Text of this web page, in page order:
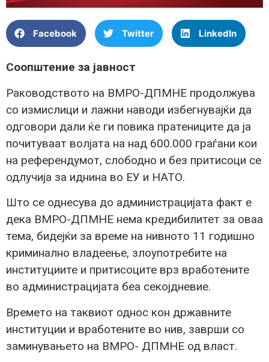
Facebook Twitter LinkedIn
Соопштение за јавност
Раководството на ВМРО-ДПМНЕ продолжува
со измислици и лажни наводи избегнувајќи да
одговори дали ќе ги повика пратениците да ја
почитуваат волјата на над 600.000 граѓани кои
на референдумот, слободно и без притисоци се
одлучија за иднина во ЕУ и НАТО.
Што се однесува до администрацијата факт е
дека ВМРО-ДПМНЕ нема кредибилитет за оваа
тема, бидејќи за време на нивното 11 годишно
криминално владеење, злоупотребите на
институциите и притисоците врз вработените
во администрацијата беа секојдневие.
Времето на таквиот однос кон државните
институции и вработените во нив, заврши со
заминувањето на ВМРО- ДПМНЕ од власт.